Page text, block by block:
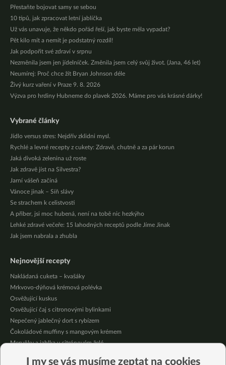
Přestaňte bojovat samy se sebou
10 tipů, jak zpracovat letní jablíčka
Už vás unavuje, že někdo pořád řeší, jak byste měla vypadat?
Pět kilo mít a nemít je podstatný rozdíl!
Jak podpořit své zdraví v srpnu
Nezměnila jsem jen jídelníček. Změnila jsem celý svůj život. (Jana, 46 let)
Neumírej: Proč chce žít Bryan Johnson déle
Živý kurz vaření v Praze 9. 8. 2026
Výzva pro hrdiny Hubneme do plavek 2026. Máme pro vás krásné dárky!
Vybrané články
Jídlo versus stres: Nejdřív zklidni mysl.
Rychlé a levné recepty z cukety: Zdravě, chutně a za pár korun
Jaká divoká zelenina už roste
Jak zdravě jíst na Silvestra?
Jarní vášeň začíná
Vánoce jinak – Síň slávy
Se strachem k celistvosti
A přiber, jsi moc hubená, není na tobě nic hezkýho
Lehké zdravé večeře: 15 lahodných receptů podle Jíme Jinak
Jak jsem nabrala a zhubla
Nejnovější recepty
Nakládaná cuketa – kvašáky
Mrkvovo-dýňová krémová polévka
Osvěžující kuskus
Osvěžující čaj s citronovými bylinkami
Nepečený jablečný dort s rybízem
Čokoládové muffiny s mangovým krémem
Meruňky a jablka v citrónovém želé
I my se vás musíme zeptat na cookies